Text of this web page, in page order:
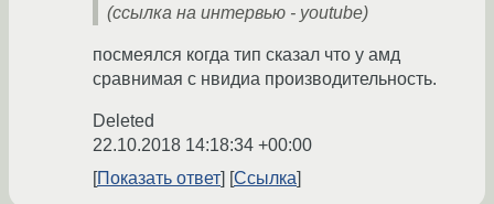
(ссылка на интервью - youtube)
посмеялся когда тип сказал что у амд
сравнимая с нвидиа производительность.
Deleted
22.10.2018 14:18:34 +00:00
Показать ответ
Ссылка